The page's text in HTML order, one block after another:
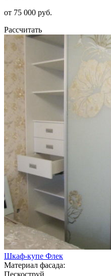
от 75 000 руб.
Рассчитать
Шкаф-купе Флек
Материал фасада:
Пескоструй